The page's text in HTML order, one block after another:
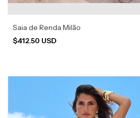
Saia de Renda Milão
$412.50 USD